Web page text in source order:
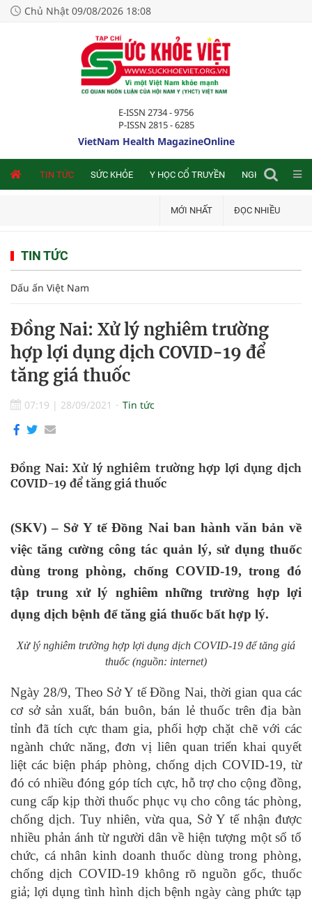
Chủ Nhật 09/08/2026 18:08
E-ISSN 2734 - 9756
P-ISSN 2815 - 6285
VietNam Health MagazineOnline
TIN TỨC SỨC KHỎE Y HỌC CỔ TRUYỀN NGHIÊN CỨU
MỚI NHẤT ĐỌC NHIỀU
TIN TỨC
Dấu ấn Việt Nam
Đồng Nai: Xử lý nghiêm trường
hợp lợi dụng dịch COVID-19 để
tăng giá thuốc
07:19 | 28/09/2021 Tin tức
Đồng Nai: Xử lý nghiêm trường hợp lợi dụng dịch
COVID-19 để tăng giá thuốc
(SKV) – Sở Y tế Đồng Nai ban hành văn bản về
việc tăng cường công tác quản lý, sử dụng thuốc
dùng trong phòng, chống COVID-19, trong đó
tập trung xử lý nghiêm những trường hợp lợi
dụng dịch bệnh để tăng giá thuốc bất hợp lý.
Xử lý nghiêm trường hợp lợi dụng dịch COVID-19 để tăng giá
thuốc (nguồn: internet)
Ngày 28/9, Theo Sở Y tế Đồng Nai, thời gian qua các
cơ sở sản xuất, bán buôn, bán lẻ thuốc trên địa bàn
tỉnh đã tích cực tham gia, phối hợp chặt chẽ với các
ngành chức năng, đơn vị liên quan triển khai quyết
liệt các biện pháp phòng, chống dịch COVID-19, từ
đó có nhiều đóng góp tích cực, hỗ trợ cho cộng đồng,
cung cấp kịp thời thuốc phục vụ cho công tác phòng,
chống dịch. Tuy nhiên, vừa qua, Sở Y tế nhận được
nhiều phản ánh từ người dân về hiện tượng một số tổ
chức, cá nhân kinh doanh thuốc dùng trong phòng,
chống dịch COVID-19 không rõ nguồn gốc, thuốc
giả; lợi dụng tình hình dịch bệnh ngày càng phức tạp